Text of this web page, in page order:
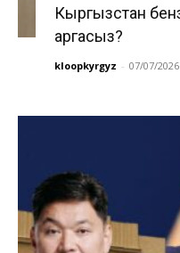
Кыргызстан
аргасыз?
kloopkyrgyz - 07/07/2026